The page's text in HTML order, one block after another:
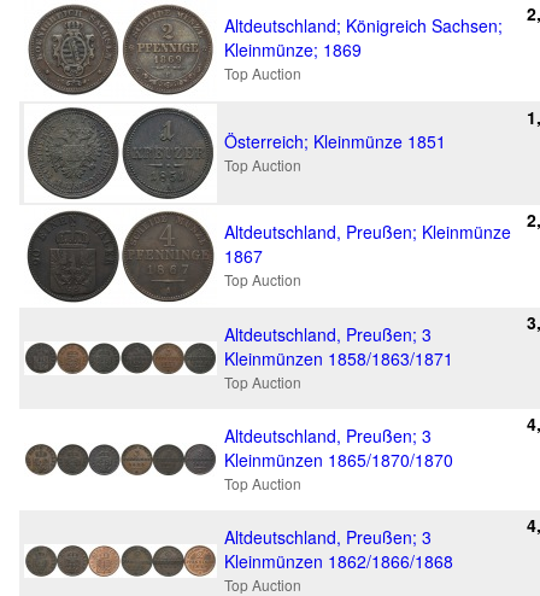
Altdeutschland; Königreich Sachsen;
Kleinmünze; 1869
Top Auction
Österreich; Kleinmünze 1851
Top Auction
Altdeutschland, Preußen; Kleinmünze
1867
Top Auction
Altdeutschland, Preußen; 3
Kleinmünzen 1858/1863/1871
Top Auction
Altdeutschland, Preußen; 3
Kleinmünzen 1865/1870/1870
Top Auction
Altdeutschland, Preußen; 3
Kleinmünzen 1862/1866/1868
Top Auction